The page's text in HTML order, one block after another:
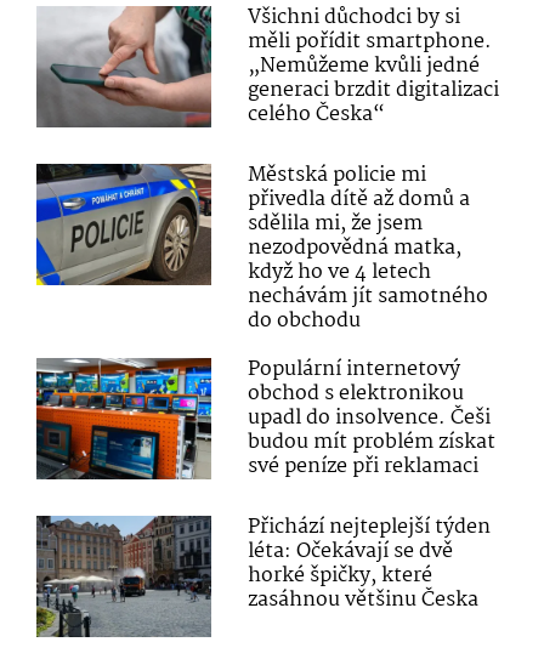
Všichni důchodci by si
měli pořídit smartphone.
„Nemůžeme kvůli jedné
generaci brzdit digitalizaci
celého Česka“
Městská policie mi
přivedla dítě až domů a
sdělila mi, že jsem
nezodpovědná matka,
když ho ve 4 letech
nechávám jít samotného
do obchodu
Populární internetový
obchod s elektronikou
upadl do insolvence. Češi
budou mít problém získat
své peníze při reklamaci
Přichází nejteplejší týden
léta: Očekávají se dvě
horké špičky, které
zasáhnou většinu Česka